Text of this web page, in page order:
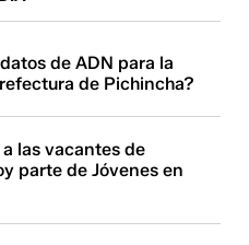
de ADN para la
de Pichincha?
las vacantes de
parte de Jóvenes en